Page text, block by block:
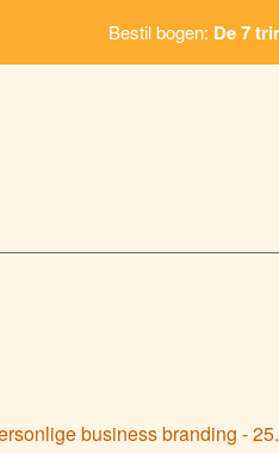
business branding -
Bestil bogen: De 7